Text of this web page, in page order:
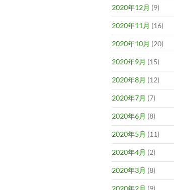
2020年12月 (9)
2020年11月 (16)
2020年10月 (20)
2020年9月 (15)
2020年8月 (12)
2020年7月 (7)
2020年6月 (8)
2020年5月 (11)
2020年4月 (2)
2020年3月 (8)
2020年2月 (9)